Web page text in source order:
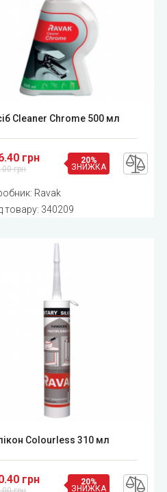
Cleaner Chrome 500 мл
грн
грн
20%
ЗНИЖКА
Ravak
товару: 340209
Сolourless 310 мл
грн 20%
ЗНИЖКА